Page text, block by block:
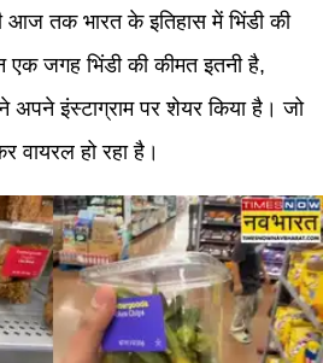
आज तक भारत के इतिहास में भिंडी की
एक जगह भिंडी की कीमत इतनी है,
अपने इंस्टाग्राम पर शेयर किया है। जो
वायरल हो रहा है।